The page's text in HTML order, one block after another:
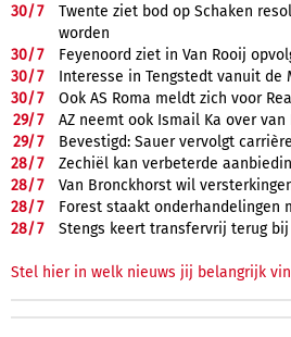
30/7
Twente ziet bod op Schaken
worden
30/7
Feyenoord ziet in Van Rooij
30/7
Interesse in Tengstedt vanuit de
30/7
Ook AS Roma meldt zich voor
29/7
AZ neemt ook Ismail Ka over van
29/7
Bevestigd: Sauer vervolgt
28/7
Zechiël kan verbeterde
28/7
Van Bronckhorst wil
28/7
Forest staakt onderhandelingen
28/7 Stengs keert transfervrij terug bij
Stel hier in welk nieuws jij belangrijk